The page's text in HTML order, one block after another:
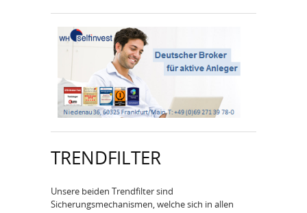
TRENDFILTER
Unsere beiden Trendfilter sind
Sicherungsmechanismen, welche sich in allen